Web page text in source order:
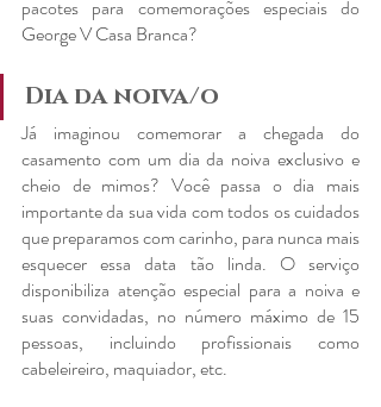
pacotes para comemorações especiais do
George V Casa Branca?
Dia da noiva/o
Já imaginou comemorar a chegada do
casamento com um dia da noiva exclusivo e
cheio de mimos? Você passa o dia mais
importante da sua vida com todos os cuidados
que preparamos com carinho, para nunca mais
esquecer essa data tão linda. O serviço
disponibiliza atenção especial para a noiva e
suas convidadas, no número máximo de 15
pessoas, incluindo profissionais como
cabeleireiro, maquiador, etc.